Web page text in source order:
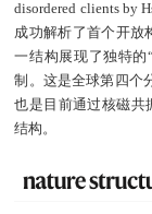
disordered clients by
成功解析了首个开放
一结构展现了独特
制。这是全球第四个
也是目前通过核磁共
结构。